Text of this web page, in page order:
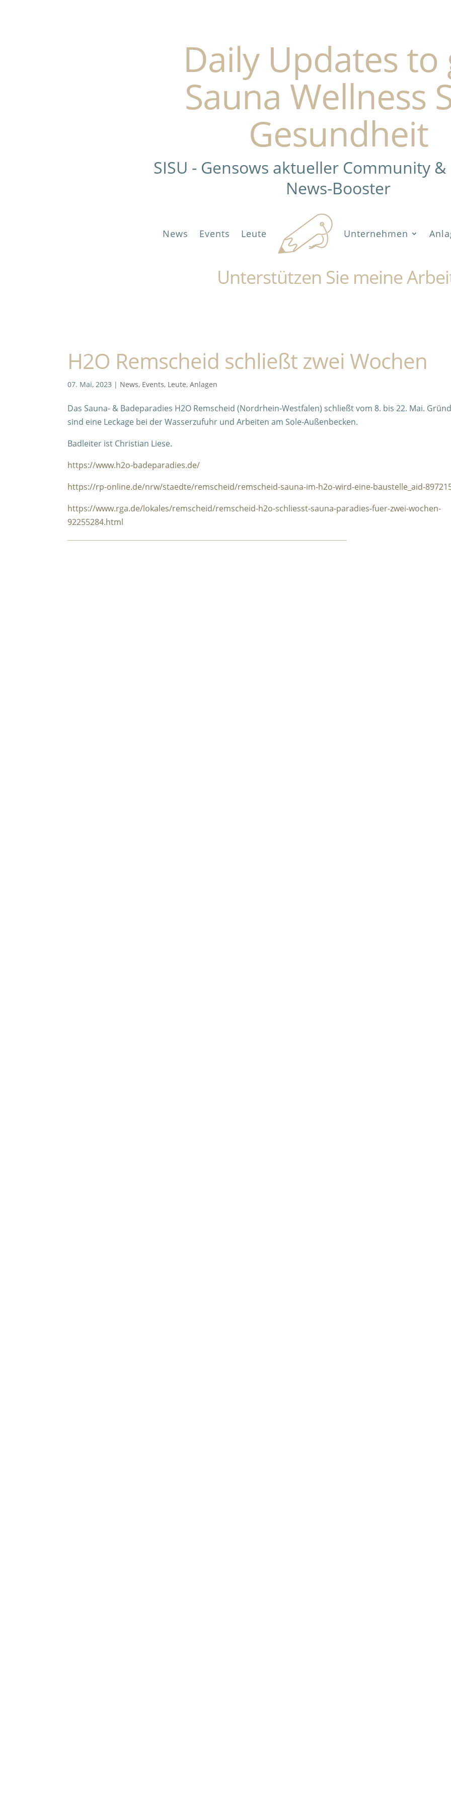
Daily Updates to
Sauna Wellness
Gesundheit
SISU - Gensows aktueller Community
News-Booster
News Events Leute Unternehmen
Unterstützen Sie meine
H2O Remscheid schließt zwei Wochen
07. Mai, 2023 | News, Events, Leute,Anlagen
Das Sauna- & Badeparadies H2O Remscheid (Nordrhein-Westfalen) schließt vom 8. bis 22. Mai.
sind eine Leckage bei der Wasserzufuhr und Arbeiten am Sole-Außenbecken.
Badleiter ist Christian Liese.
https://www.h2o-badeparadies.de/
https://rp-online.de/nrw/staedte/remscheid/remscheid-sauna-im-h2o-wird-eine-baustelle_aid-
https://www.rga.de/lokales/remscheid/remscheid-h2o-schliesst-sauna-paradies-fuer-zwei-wochen-
92255284.html